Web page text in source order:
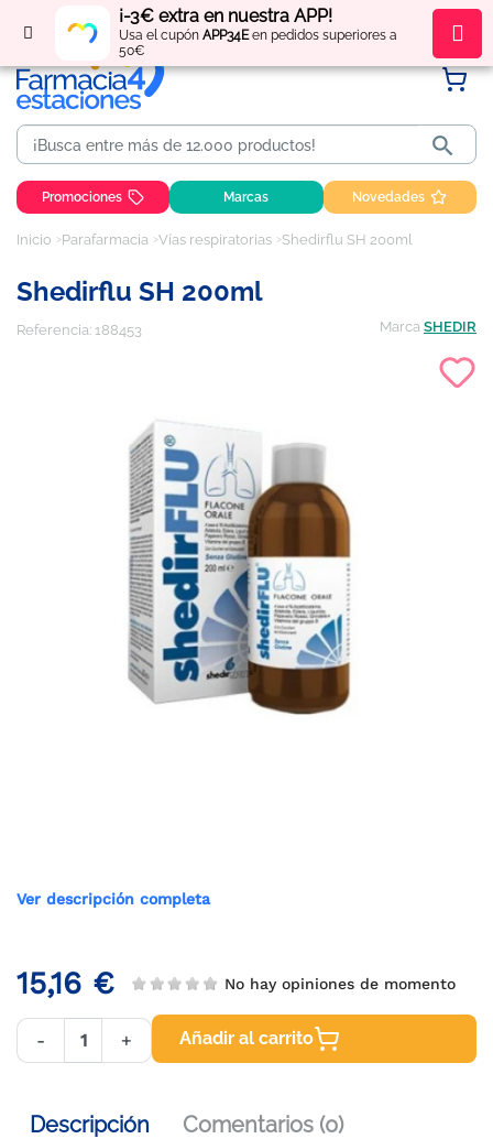
¡-3€ extra en nuestra APP!
Usa el cupón APP34Een pedidos superiores a
50€
Regístratey obténpuntos por tus compras

Promociones Marcas Novedades
Inicio Parafarmacia Vías respiratorias Shedirflu SH 200ml
Shedirflu SH 200ml
Referencia: 188453 Marca SHEDIR
Ver descripción completa
15,16 € No hay opiniones de momento
- + Añadir al carrito
Descripción Comentarios (0)